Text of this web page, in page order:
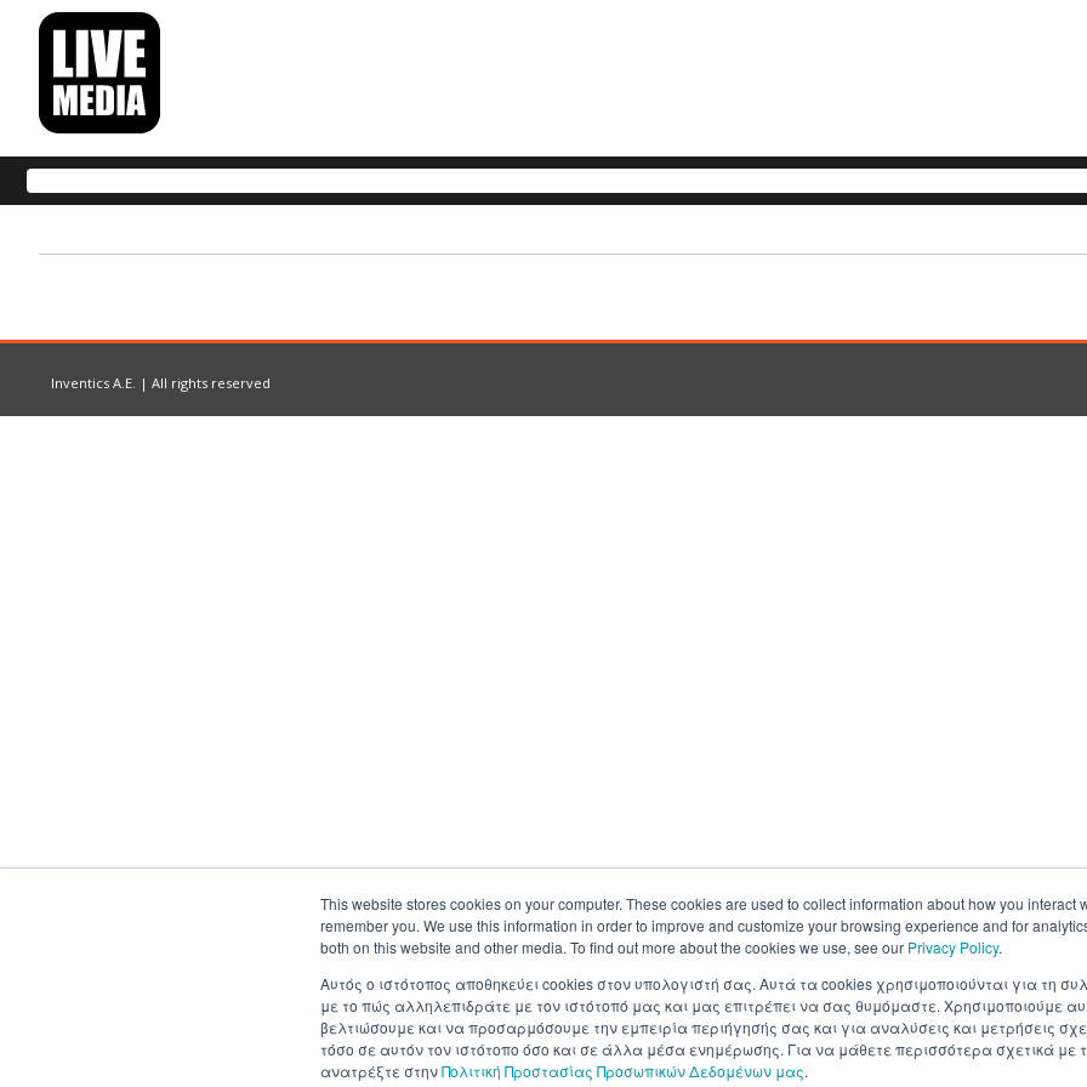
This website stores cookies on your computer. These cookies are used to collect information about how you interact
remember you. We use this information in order to improve and customize your browsing experience and for
both on this website and other media. To find out more about the cookies we use, see our Privacy Policy.
Αυτός ο ιστότοπος αποθηκεύει cookies στον υπολογιστή σας. Αυτά τα cookies χρησιμοποιούνται για τη
με το πώς αλληλεπιδράτε με τον ιστότοπό μας και μας επιτρέπει να σας θυμόμαστε. Χρησιμοποιούμε
βελτιώσουμε και να προσαρμόσουμε την εμπειρία περιήγησής σας και για αναλύσεις και μετρήσεις
τόσο σε αυτόν τον ιστότοπο όσο και σε άλλα μέσα ενημέρωσης. Για να μάθετε περισσότερα σχετικά με
ανατρέξτε στηνΠολιτική Προστασίας Προσωπικών Δεδομένων μας.
Inventics A.E. | All rights reserved